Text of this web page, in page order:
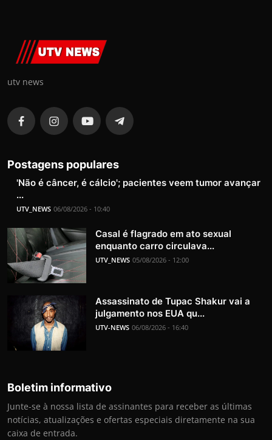
utv news
Postagens populares
'Não é câncer, é cálcio'; pacientes veem tumor avançar
...
UTV_NEWS 06/08/2026 - 10:40
Casal é flagrado em ato sexual
enquanto carro circulava...
UTV_NEWS 05/08/2026 - 12:00
Assassinato de Tupac Shakur vai a
julgamento nos EUA qu...
UTV-NEWS 06/08/2026 - 16:40
Boletim informativo
Junte-se à nossa lista de assinantes para receber as últimas
notícias, atualizações e ofertas especiais diretamente na sua
caixa de entrada.